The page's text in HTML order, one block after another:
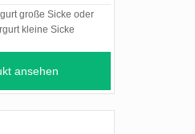
große Sicke oder
kleine Sicke
ansehen